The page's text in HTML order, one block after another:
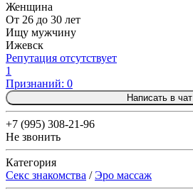
Женщина
От 26 до 30 лет
Ищу мужчину
Ижевск
Репутация отсутствует
1
Признаний: 0
Написать в чат
+7 (995) 308-21-96
Не звонить
Категория
Секс знакомства /Эро массаж